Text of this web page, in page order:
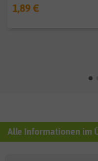
1,89 €
Alle Informationen im